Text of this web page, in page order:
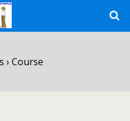
› Course